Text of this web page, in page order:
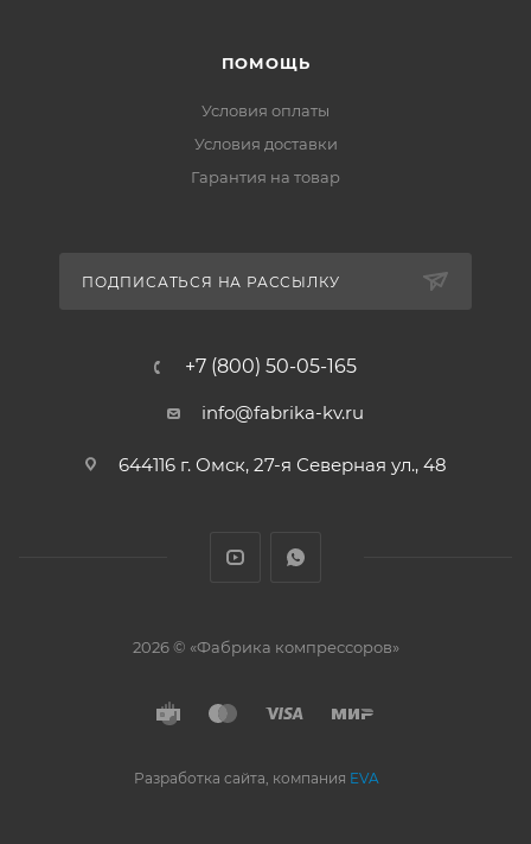
ПОМОЩЬ
Условия оплаты
Условия доставки
Гарантия на товар
ПОДПИСАТЬСЯ НА РАССЫЛКУ
+7 (800) 50-05-165
info@fabrika-kv.ru
644116 г. Омск, 27-я Северная ул., 48
2026 © «Фабрика компрессоров»
Разработка сайта, компания EVA